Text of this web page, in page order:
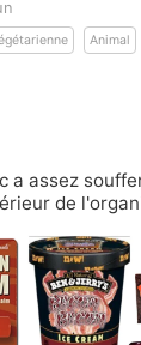
Animal
a assez
de